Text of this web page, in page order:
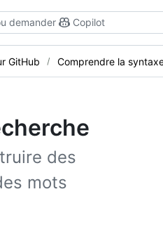
demander Copilot
GitHub Comprendre la
des
mots